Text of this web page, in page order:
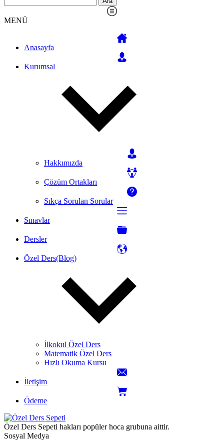
MENÜ
Anasayfa
Kurumsal
Hakkımızda
Çözüm Ortakları
Sıkça Sorulan Sorular
Sınavlar
Dersler
Özel Ders(Blog)
İlkokul Özel Ders
Matematik Özel Ders
Hızlı Okuma Kursu
İletişim
Ödeme
Özel Ders Sepeti hakları popüler hoca grubuna aittir.
Sosyal Medya